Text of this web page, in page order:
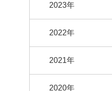
2023年
2022年
2021年
2020年